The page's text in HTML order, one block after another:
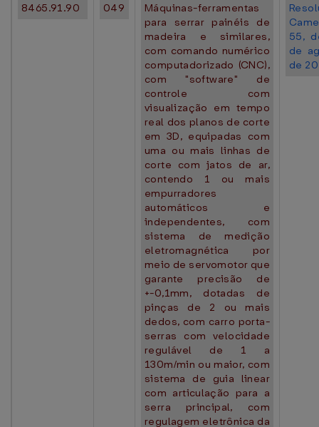
8465.91.90 049
Máquinas-ferramentas
para serrar painéis de
madeira e similares,
com comando numérico
computadorizado (CNC),
com "software" de
controle com
visualização em tempo
real dos planos de corte
em 3D, equipadas com
uma ou mais linhas de
corte com jatos de ar,
contendo 1 ou mais
empurradores
automáticos e
independentes, com
sistema de medição
eletromagnética por
meio de servomotor que
garante precisão de
+-0,1mm, dotadas de
pinças de 2 ou mais
dedos, com carro porta-
serras com velocidade
regulável de 1 a
130m/min ou maior, com
sistema de guia linear
com articulação para a
serra principal, com
regulagem eletrônica da
55,
de
de